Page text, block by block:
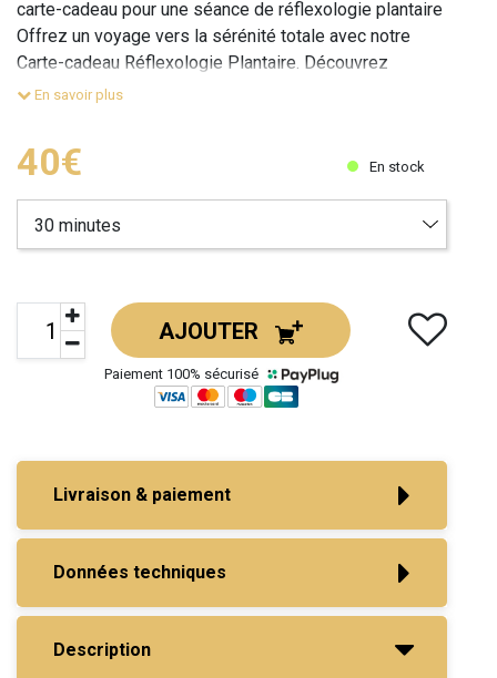
carte-cadeau pour une séance de réflexologie plantaire
Offrez un voyage vers la sérénité totale avec notre
Carte-cadeau Réflexologie Plantaire. Découvrez
l'ancienne technique de stimulation des
En savoir plus
40€ En stock
AJOUTER
Paiement 100% sécurisé
Livraison & paiement
Données techniques
Description